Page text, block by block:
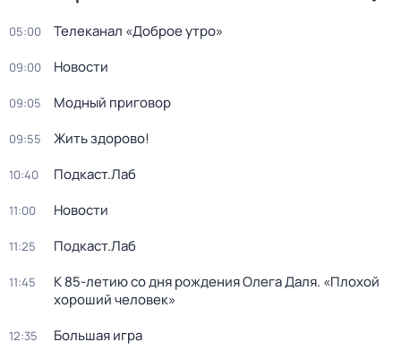
05:00 Телеканал «Доброе утро»
09:00 Новости
09:05 Модный приговор
09:55 Жить здорово!
10:40 Подкаст.Лаб
11:00 Новости
11:25 Подкаст.Лаб
11:45
К 85-летию со дня рождения Олега Даля. «Плохой
хороший человек»
12:35 Большая игра